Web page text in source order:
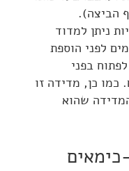
הביצה).
ניתן למדוד
לפני הוספת
בפני
כמו כן, מדידה זו
שהוא
"האל-כימאים